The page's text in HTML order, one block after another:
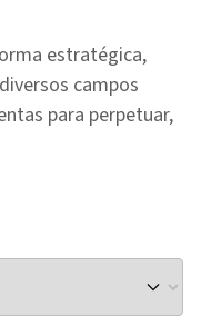
estratégica,
campos
para perpetuar,